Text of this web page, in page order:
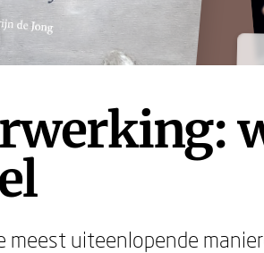
meest uiteenlopende